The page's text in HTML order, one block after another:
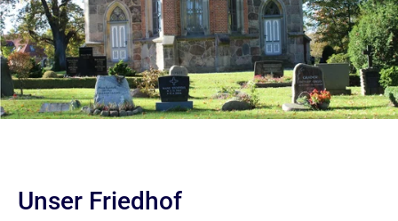
Unser Friedhof